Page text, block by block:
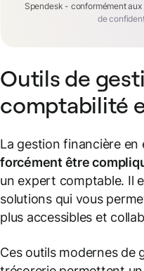
Spendesk - conformément aux
de
Outils de
comptabilité
La gestion financière en
forcément être
un expert comptable. Il
solutions qui vous
plus accessibles et
Ces outils modernes de